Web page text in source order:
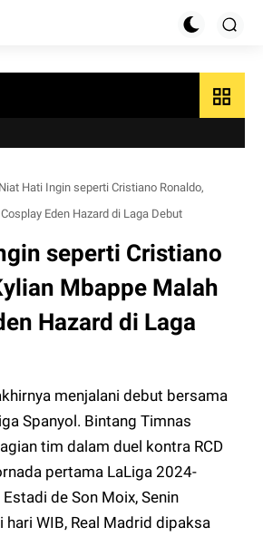
grid_view
Niat Hati Ingin seperti Cristiano Ronaldo,
Eden Hazard di Laga Debut
seperti Cristiano
Mbappe Malah
Hazard di Laga
menjalani debut bersama
Spanyol. Bintang Timnas
tim dalam duel kontra RCD
pertama LaLiga 2024-
de Son Moix, Senin
WIB, Real Madrid dipaksa